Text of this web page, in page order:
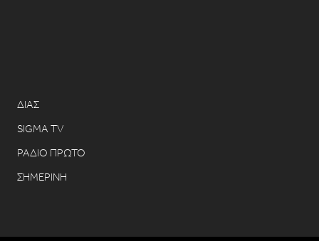
ΔΙΑΣ
SIGMA TV
ΡΑΔΙΟ ΠΡΩΤΟ
ΣΗΜΕΡΙΝΗ